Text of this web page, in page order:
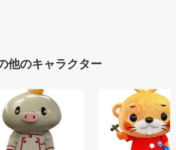
他のキャラクター